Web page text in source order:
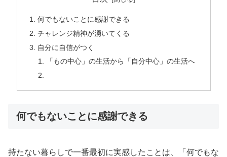
何でもないことに感謝できる
チャレンジ精神が湧いてくる
自分に自信がつく
「もの中心」の生活から「自分中心」の生活へ
何でもないことに感謝できる
持たない暮らしで一番最初に実感したことは、「何でもな